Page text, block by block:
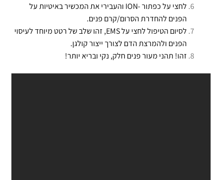
לחצי על כפתור -ION והעבירי את המכשיר באיטיות על
הפנים להחדרת הסרום/קרם פנים.
לסיום הטיפול לחצי על EMS, זהו שלב של רטט מיוחד לעיסוי
הפנים ולהמרצת הדם לצורך ייצור קולגן.
זהו! תהני מעור פנים חלק, נקי ובריא יותר!